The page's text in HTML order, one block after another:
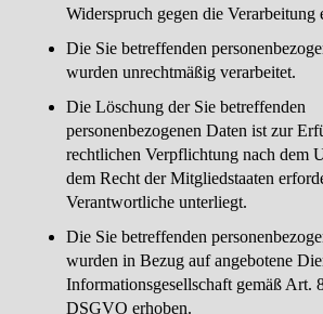
Widerspruch gegen die Verarbeitung
Die Sie betreffenden
wurden unrechtmäßig verarbeitet.
Die Löschung der Sie betreffenden
personenbezogenen Daten ist zur
rechtlichen Verpflichtung nach dem
dem Recht der Mitgliedstaaten
Verantwortliche unterliegt.
Die Sie betreffenden
wurden in Bezug auf angebotene
Informationsgesellschaft gemäß Art.
DSGVO erhoben.